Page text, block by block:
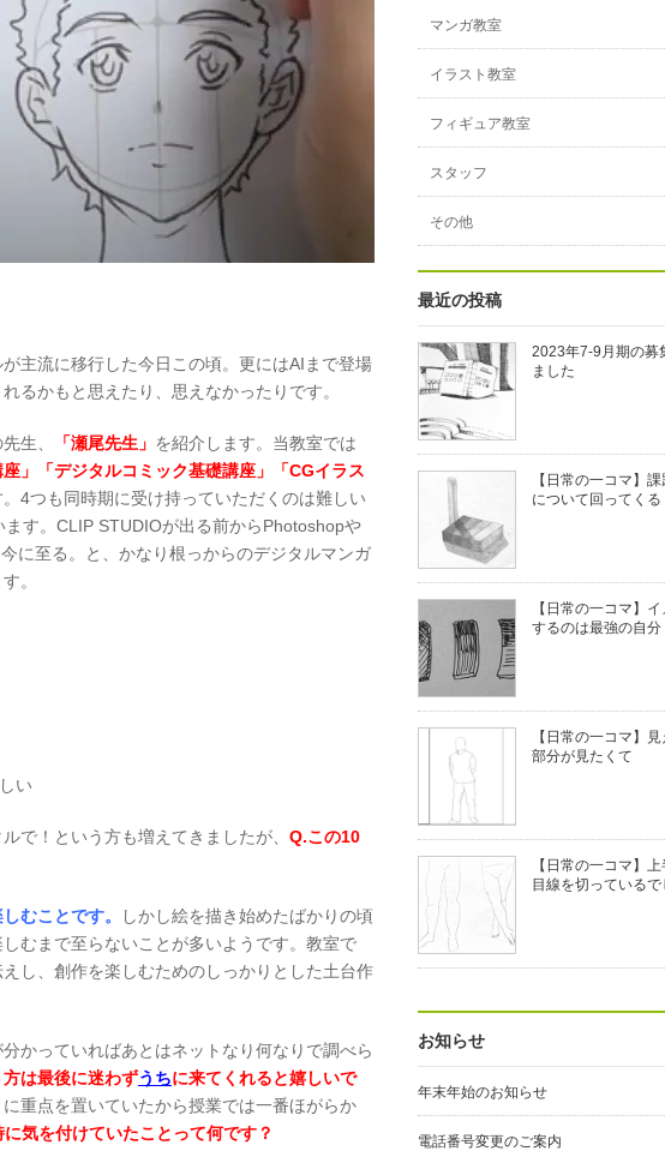
主流に移行した今日この頃。更にはAIまで登場
るかもと思えたり、思えなかったりです。
生、 「瀬尾先生」 を紹介します。当教室では
」
「デジタルコミック基礎講座」「CGイラス
4つも同時期に受け持っていただくのは難しい
す。CLIP STUDIOが出る前からPhotoshopや
に至る。と、かなり根っからのデジタルマンガ
。
い
で！という方も増えてきましたが、 Q.この10
むことです。
しかし絵を描き始めたばかりの頃
むまで至らないことが多いようです。教室で
し、創作を楽しむためのしっかりとした土台作
かっていればあとはネットなり何なりで調べら
は最後に迷わずうちに来てくれると嬉しいで
重点を置いていたから授業では一番ほがらか
気を付けていたことって何です？
マンガ教室
イラスト教室
フィギュア教室
スタッフ
その他
最近の投稿
2023年7-9月期の募
ました
【日常の一コマ】
について回ってくる
【日常の一コマ】
するのは最強の自分
【日常の一コマ】
部分が見たくて
【日常の一コマ】
目線を切っているで
お知らせ
年末年始のお知らせ
電話番号変更のご案内